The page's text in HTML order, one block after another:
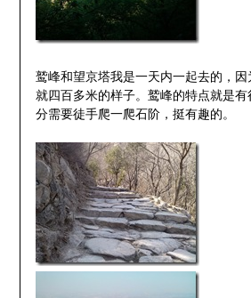
鹫峰和望京塔我是一天内一起去的，
就四百多米的样子。鹫峰的特点就是
分需要徒手爬一爬石阶，挺有趣的。